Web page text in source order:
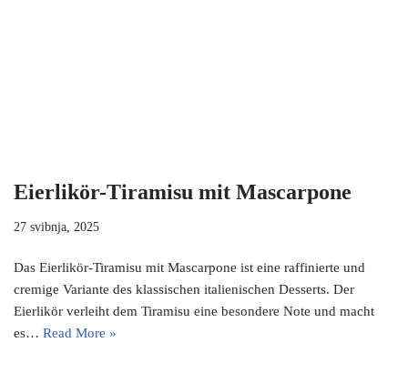
Eierlikör-Tiramisu mit Mascarpone
27 svibnja, 2025
Das Eierlikör-Tiramisu mit Mascarpone ist eine raffinierte und
cremige Variante des klassischen italienischen Desserts. Der
Eierlikör verleiht dem Tiramisu eine besondere Note und macht
es… Read More »